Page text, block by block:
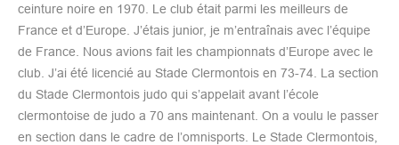
ceinture noire en 1970. Le club était parmi les meilleurs de
France et d’Europe. J’étais junior, je m’entraînais avec l’équipe
de France. Nous avions fait les championnats d’Europe avec le
club. J’ai été licencié au Stade Clermontois en 73-74. La section
du Stade Clermontois judo qui s’appelait avant l’école
clermontoise de judo a 70 ans maintenant. On a voulu le passer
en section dans le cadre de l’omnisports. Le Stade Clermontois,